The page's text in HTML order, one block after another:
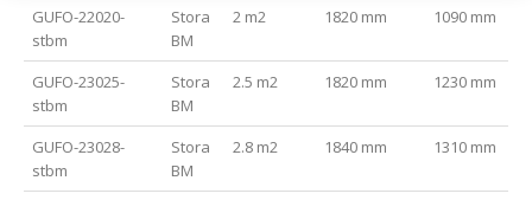
GUFO-22020-
stbm
Stora
BM
2 m2 1820 mm 1090 mm
GUFO-23025-
stbm
Stora
BM
2.5 m2 1820 mm 1230 mm
GUFO-23028-
stbm
Stora
BM
2.8 m2 1840 mm 1310 mm